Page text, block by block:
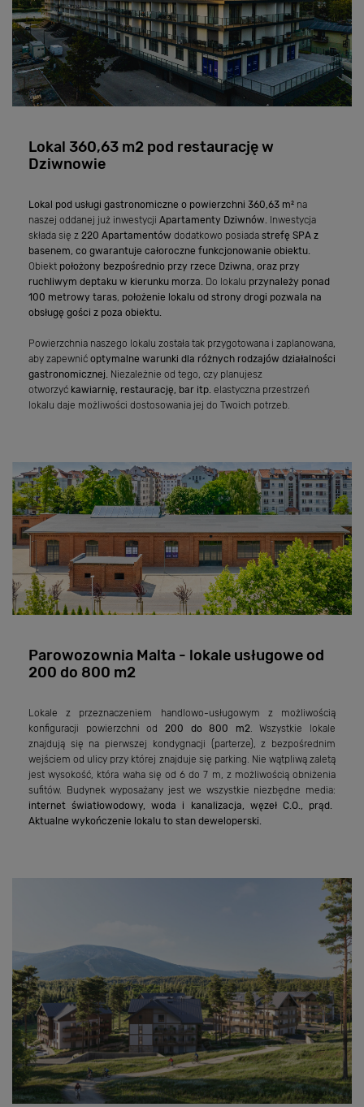
Lokal 360,63 m2 pod restaurację w
Dziwnowie
Lokal pod usługi gastronomiczne o powierzchni 360,63 m² na
naszej oddanej już inwestycji Apartamenty Dziwnów. Inwestycja
składa się z 220 Apartamentów dodatkowo posiada strefę SPA z
basenem, co gwarantuje całoroczne funkcjonowanie obiektu.
Obiekt położony bezpośrednio przy rzece Dziwna, oraz przy
ruchliwym deptaku w kierunku morza. Do lokalu przynależy ponad
100 metrowy taras położenie lokalu od strony drogi pozwala na
obsługę gości z poza obiektu.
Powierzchnia naszego lokalu została tak przygotowana i zaplanowana,
aby zapewnić optymalne warunki dla różnych rodzajów działalności
gastronomicznej. Niezależnie od tego, czy planujesz
otworzyć kawiarnię, restaurację, bar itp. elastyczna przestrzeń
lokalu daje możliwości dostosowania jej do Twoich potrzeb.
Parowozownia Malta - lokale usługowe od
200 do 800 m2
Lokale z przeznaczeniem handlowo-usługowym z możliwością
konfiguracji powierzchni od 200 do 800 m2 . Wszystkie lokale
znajdują się na pierwszej kondygnacji (parterze), z bezpośrednim
wejściem od ulicy przy której znajduje się parking. Nie wątpliwą zaletą
jest wysokość, która waha się od 6 do 7 m, z możliwością obniżenia
sufitów. Budynek wyposażany jest we wszystkie niezbędne media:
internet światłowodowy, woda i kanalizacja, węzeł C.O., prąd.
Aktualne wykończenie lokalu to stan deweloperski.